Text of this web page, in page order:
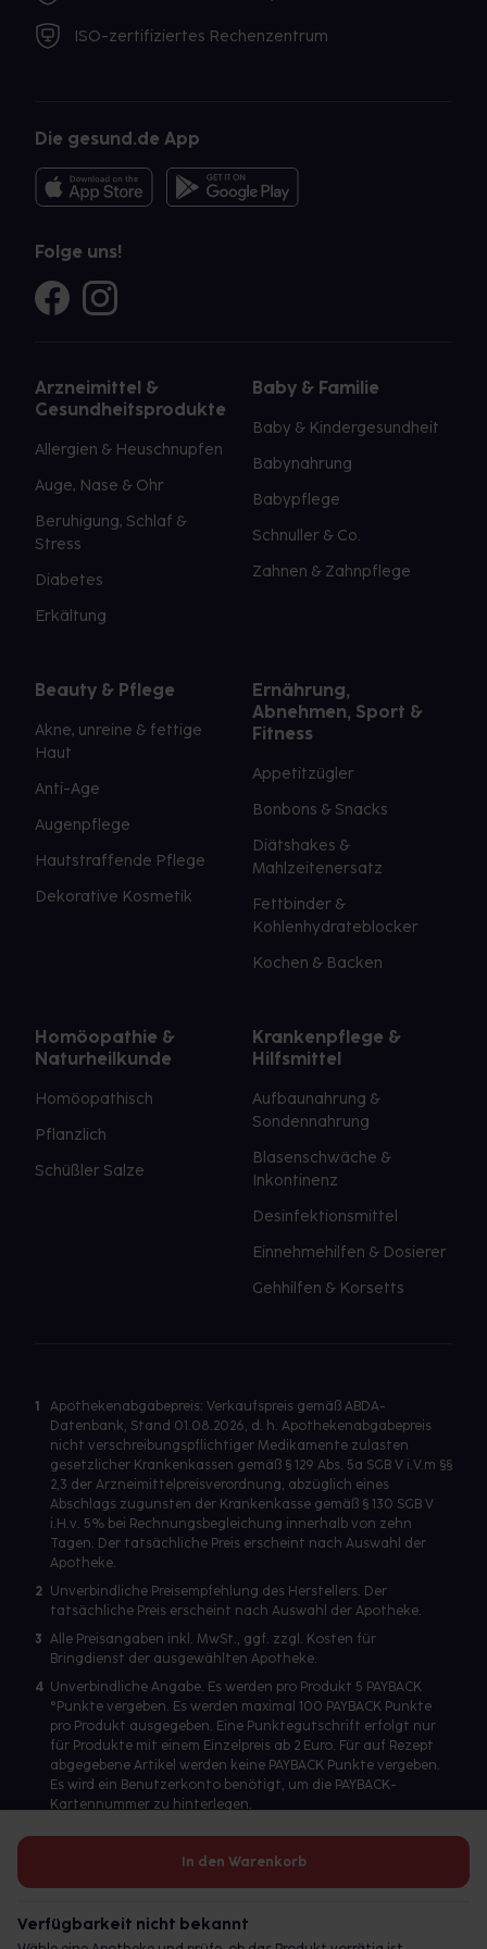
In den Warenkorb
Verfügbarkeit nicht bekannt
ISO-zertifiziertes Rechenzentrum
Die gesund.de App
Folge uns!
Arzneimittel &
Gesundheitsprodukte
Allergien & Heuschnupfen
Auge, Nase & Ohr
Beruhigung, Schlaf &
Stress
Diabetes
Erkältung
Baby & Familie
Baby & Kindergesundheit
Babynahrung
Babypflege
Schnuller & Co.
Zahnen & Zahnpflege
Beauty & Pflege
Akne, unreine & fettige
Haut
Anti-Age
Augenpflege
Hautstraffende Pflege
Dekorative Kosmetik
Ernährung,
Abnehmen, Sport &
Fitness
Appetitzügler
Bonbons & Snacks
Diätshakes &
Mahlzeitenersatz
Fettbinder &
Kohlenhydrateblocker
Kochen & Backen
Homöopathie &
Naturheilkunde
Homöopathisch
Pflanzlich
Schüßler Salze
Krankenpflege &
Hilfsmittel
Aufbaunahrung &
Sondennahrung
Blasenschwäche &
Inkontinenz
Desinfektionsmittel
Einnehmehilfen & Dosierer
Gehhilfen & Korsetts
1
Apothekenabgabepreis: Verkaufspreis gemäß ABDA-
Datenbank, Stand 01.08.2026, d. h. Apothekenabgabepreis
nicht verschreibungspflichtiger Medikamente zulasten
gesetzlicher Krankenkassen gemäß § 129 Abs. 5a SGB V i.V.m §§
2,3 der Arzneimittelpreisverordnung, abzüglich eines
Abschlags zugunsten der Krankenkasse gemäß § 130 SGB V
i.H.v. 5% bei Rechnungsbegleichung innerhalb von zehn
Tagen. Der tatsächliche Preis erscheint nach Auswahl der
Apotheke.
2 Unverbindliche Preisempfehlung des Herstellers. Der
tatsächliche Preis erscheint nach Auswahl der Apotheke.
3 Alle Preisangaben inkl. MwSt., ggf. zzgl. Kosten für
Bringdienst der ausgewählten Apotheke.
4 Unverbindliche Angabe. Es werden pro Produkt 5 PAYBACK
°Punkte vergeben. Es werden maximal 100 PAYBACK Punkte
pro Produkt ausgegeben. Eine Punktegutschrift erfolgt nur
für Produkte mit einem Einzelpreis ab 2 Euro. Für auf Rezept
abgegebene Artikel werden keine PAYBACK Punkte vergeben.
Es wird ein Benutzerkonto benötigt, um die PAYBACK-
Kartennummer zu hinterlegen.
Betreiber des Portals und verantwortlich: gesund.de GmbH &
© 2026 gesund.de GmbH & Co. KG